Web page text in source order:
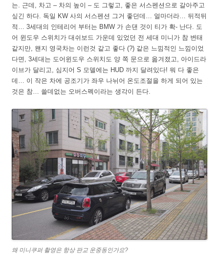
는. 근데, 차고 – 차의 높이 – 도 그렇고, 좋은 서스펜션으로 갈아주고
싶긴 하다. 독일 KW 사의 서스펜션 그거 좋던데… 얼마더라… 뒤적뒤
적… 3세대의 인테리어 부터는 BMW 가 손댄 것이 티가 확- 난다. 도
어 윈도우 스위치가 대쉬보드 가운데 있었던 전 세대 미니가 참 변태
같지만, 왠지 영국차는 이런것 같고 좋다 (?) 같은 느낌적인 느낌이었
다면, 3세대는 도어윈도우 스위치도 양 쪽 문으로 옮겨졌고, 아이드라
이브가 달리고, 심지어 S 모델에는 HUD 까지 달려있다! 뭐 다 좋은
데… 이 작은 차에 공조기가 좌우 나뉘어 온도조절을 하게 되어 있는
것은 참… 쓸데없는 오버스펙이라는 생각이 든다.
왜 미니쿠퍼 촬영은 항상 판교 운중동인가요?